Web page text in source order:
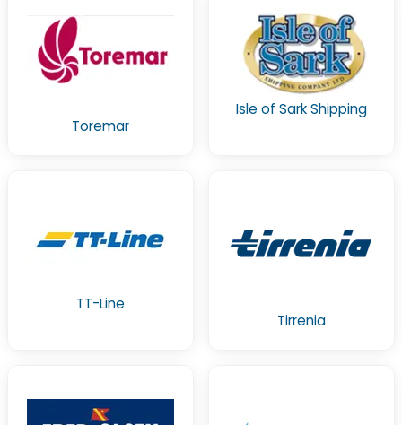
Toremar
Isle of Sark Shipping
TT-Line
Tirrenia